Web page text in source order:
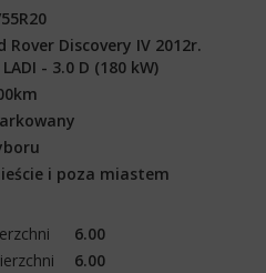
Rover Discovery IV 2012r.
LADI - 3.0 D (180 kW)
i poza miastem
6.00
6.00